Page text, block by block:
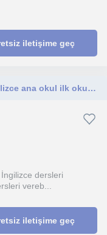
iletişime geç
İngilizce ve Arapça öğretebilirim , İngilizce ana okul ilk okul orta okul ve liseye kadar dersleri verebilirim
dersleri
vereb...
iletişime geç